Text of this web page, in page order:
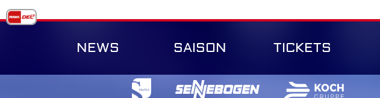
Skip
to
NEWS SAISON TICKETS